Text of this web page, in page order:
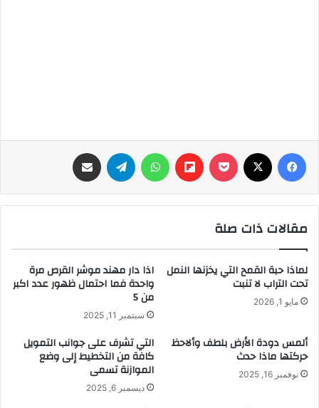
فيسبوك ‫Pocket
Flipboard واتساب تيلقرام
مقالات ذات صلة
لماذا حبة القمح التي يخزنها النمل
تحت التراب لا تنبت
مايو 1, 2026
اذا دار مهند موشر القرص مرة
واحدة فما احتمال ظهور عدد اكبر
من 5
سبتمبر 11, 2025
ألمس دودة الأرض بلطف وألاحظ
حركتها ماذا حدث
نوفمبر 16, 2025
التي تشرف على جوانب التمويل
كافة من التخطيط إلى وضع
الموازنة تسمى
ديسمبر 6, 2025